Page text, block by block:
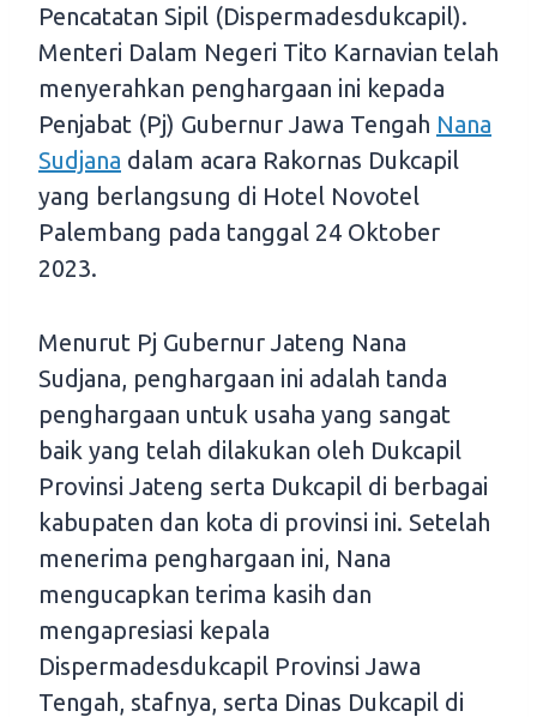
Pencatatan Sipil (Dispermadesdukcapil).
Menteri Dalam Negeri Tito Karnavian telah
menyerahkan penghargaan ini kepada
Penjabat (Pj) Gubernur Jawa Tengah Nana
Sudjana dalam acara Rakornas Dukcapil
yang berlangsung di Hotel Novotel
Palembang pada tanggal 24 Oktober
2023.
Menurut Pj Gubernur Jateng Nana
Sudjana, penghargaan ini adalah tanda
penghargaan untuk usaha yang sangat
baik yang telah dilakukan oleh Dukcapil
Provinsi Jateng serta Dukcapil di berbagai
kabupaten dan kota di provinsi ini. Setelah
menerima penghargaan ini, Nana
mengucapkan terima kasih dan
mengapresiasi kepala
Dispermadesdukcapil Provinsi Jawa
Tengah, stafnya, serta Dinas Dukcapil di